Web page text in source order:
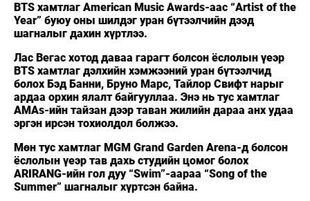
BTS хамтлаг American Music Awards-аас “Artist of the
Year” буюу оны шилдэг уран бүтээлчийн дээд
шагналыг дахин хүртлээ.
Лас Вегас хотод даваа гарагт болсон ёслолын үеэр
BTS хамтлаг дэлхийн хэмжээний уран бүтээлчид
болох Бэд Банни, Бруно Марс, Тайлор Свифт нарыг
ардаа орхин ялалт байгууллаа. Энэ нь тус хамтлаг
AMAs-ийн тайзан дээр таван жилийн дараа анх удаа
эргэн ирсэн тохиолдол болжээ.
Мөн тус хамтлаг MGM Grand Garden Arena-д болсон
ёслолын үеэр тав дахь студийн цомог болох
ARIRANG-ийн гол дуу “Swim”-аараа “Song of the
Summer” шагналыг хүртсэн байна.